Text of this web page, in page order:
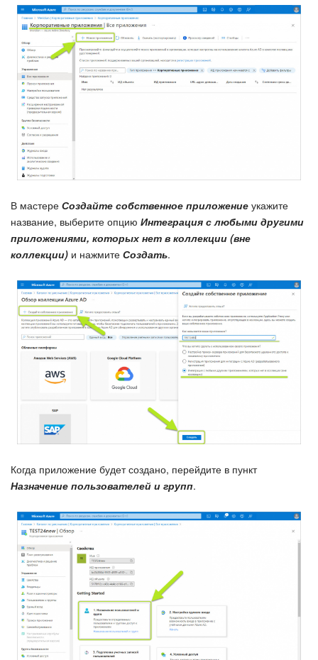
В мастере Создайте собственное приложение укажите
название, выберите опцию Интеграция с любыми другими
приложениями, которых нет в коллекции (вне
коллекции) и нажмите Создать.
Когда приложение будет создано, перейдите в пункт
Назначение пользователей и групп.